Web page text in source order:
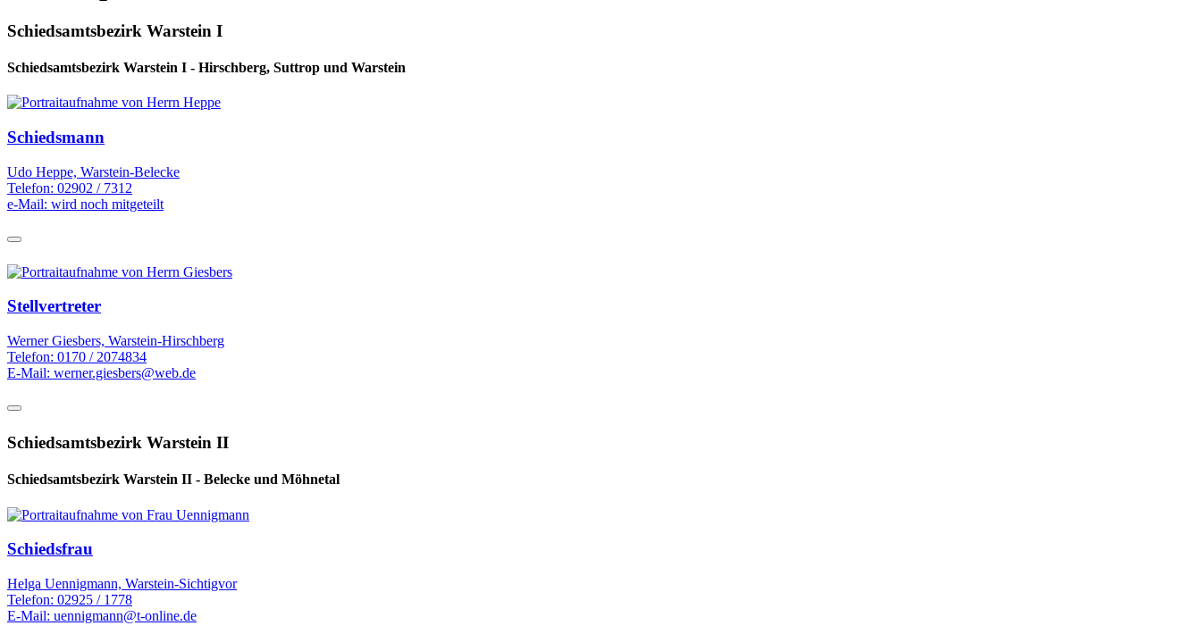
Schiedsamtsbezirk Warstein I
Schiedsamtsbezirk Warstein I - Hirschberg, Suttrop und Warstein
Schiedsmann
Udo Heppe, Warstein-Belecke
Telefon: 02902 / 7312
e-Mail: wird noch mitgeteilt
Stellvertreter
Werner Giesbers, Warstein-Hirschberg
Telefon: 0170 / 2074834
E-Mail: werner.giesbers@web.de
Schiedsamtsbezirk Warstein II
Schiedsamtsbezirk Warstein II - Belecke und Möhnetal
Schiedsfrau
Helga Uennigmann, Warstein-Sichtigvor
Telefon: 02925 / 1778
E-Mail: uennigmann@t-online.de